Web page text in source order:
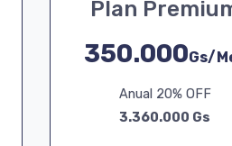
Plan
350.000Gs/
Anual 20% OFF
3.360.000 Gs